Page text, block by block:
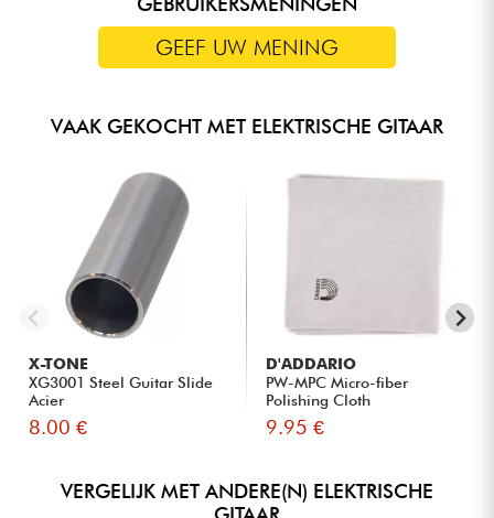
GEEF UW MENING
VAAK GEKOCHT MET ELEKTRISCHE GITAAR
X-TONE
XG3001 Steel Guitar Slide
Acier
8.00 €
D'ADDARIO
PW-MPC Micro-fiber
Polishing Cloth
9.95 €
VERGELIJK MET ANDERE(N) ELEKTRISCHE